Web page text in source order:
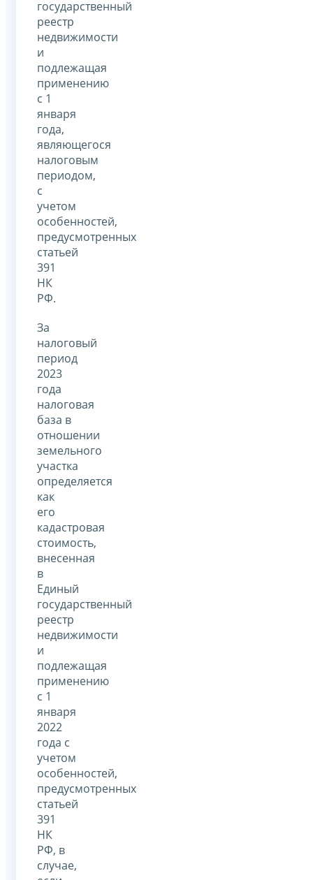
государственный
реестр
недвижимости
и
подлежащая
применению
с 1
января
года,
являющегося
налоговым
периодом,
с
учетом
особенностей,
предусмотренных
статьей
391
НК
РФ.
За
налоговый
период
2023
года
налоговая
база в
отношении
земельного
участка
определяется
как
его
кадастровая
стоимость,
внесенная
в
Единый
государственный
реестр
недвижимости
и
подлежащая
применению
с 1
января
2022
года с
учетом
особенностей,
предусмотренных
статьей
391
НК
РФ, в
случае,